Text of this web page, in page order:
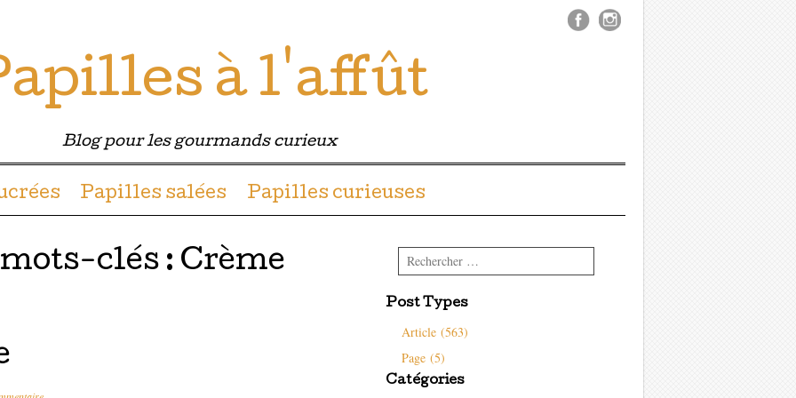
à l'affût
Blog pour les gourmands curieux
contenuPapilles salées Papilles curieuses
clés : Crème
Rechercher
Post Types
Article (563)
Page (5)
Catégories